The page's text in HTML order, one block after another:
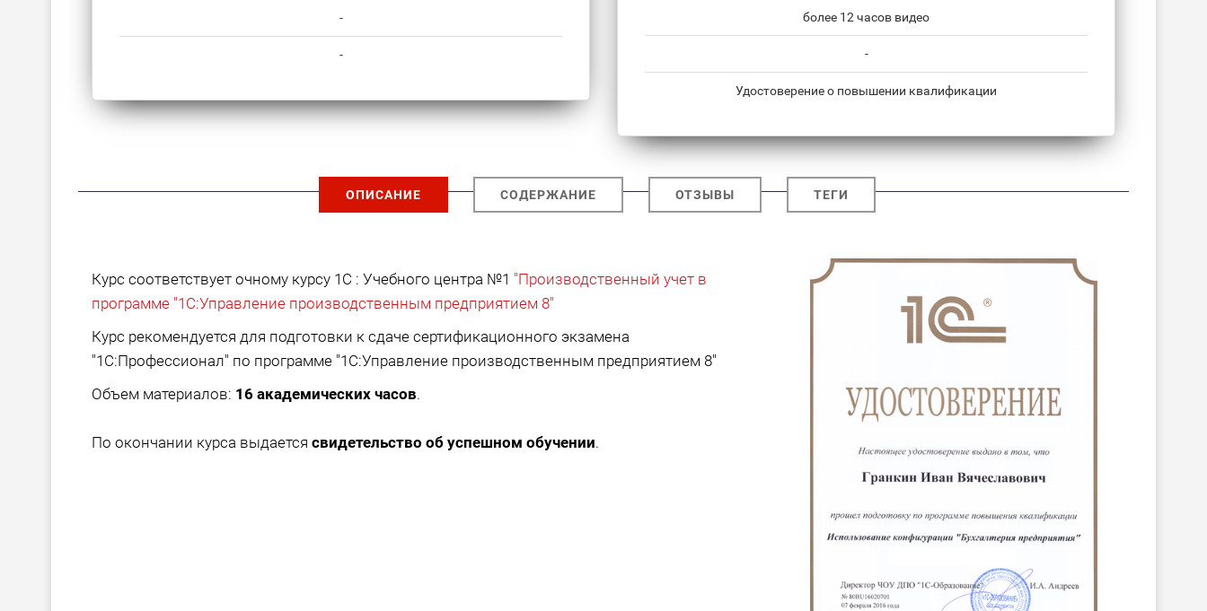
-
-
более 12 часов видео
-
Удостоверение о повышении квалификации
ОПИСАНИЕ СОДЕРЖАНИЕ ОТЗЫВЫ ТЕГИ
Курс соответствует очному курсу 1С : Учебного центра №1 "Производственный учет в
программе "1С:Управление производственным предприятием 8"
Курс рекомендуется для подготовки к сдаче сертификационного экзамена
"1С:Профессионал" по программе "1С:Управление производственным предприятием 8"
Объем материалов: 16 академических часов.
По окончании курса выдается свидетельство об успешном обучении.